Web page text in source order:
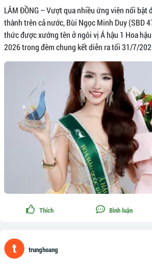
LÂM ĐỒNG – Vượt qua nhiều ứng viên nổi bật
thành trên cả nước, Bùi Ngọc Minh Duy (SBD
thức được xướng tên ở ngôi vị Á hậu 1 Hoa
2026 trong đêm chung kết diễn ra tối 31/7/
Thích Bình luận
trunghoang